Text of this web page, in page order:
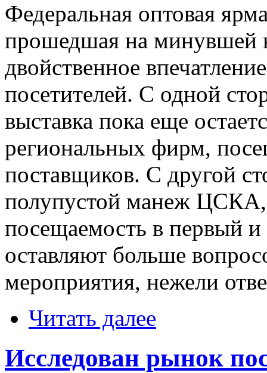
Федеральная оптовая
прошедшая на минувшей
двойственное
посетителей. С одной
выставка пока еще
региональных фирм,
поставщиков. С другой
полупустой манеж
посещаемость в первый и
оставляют больше
мероприятия, нежели
Читать далее
Исследован рынок